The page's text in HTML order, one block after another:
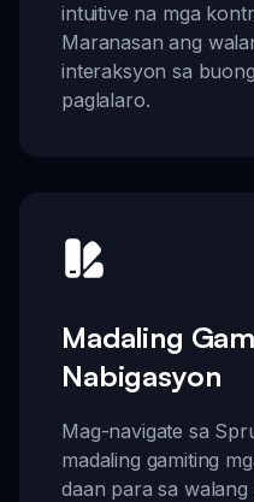
intuitive na mga
Maranasan ang
interaksyon sa
paglalaro.
Madaling
Nabigasyon
Mag-navigate sa
madaling gamiting
daan para sa